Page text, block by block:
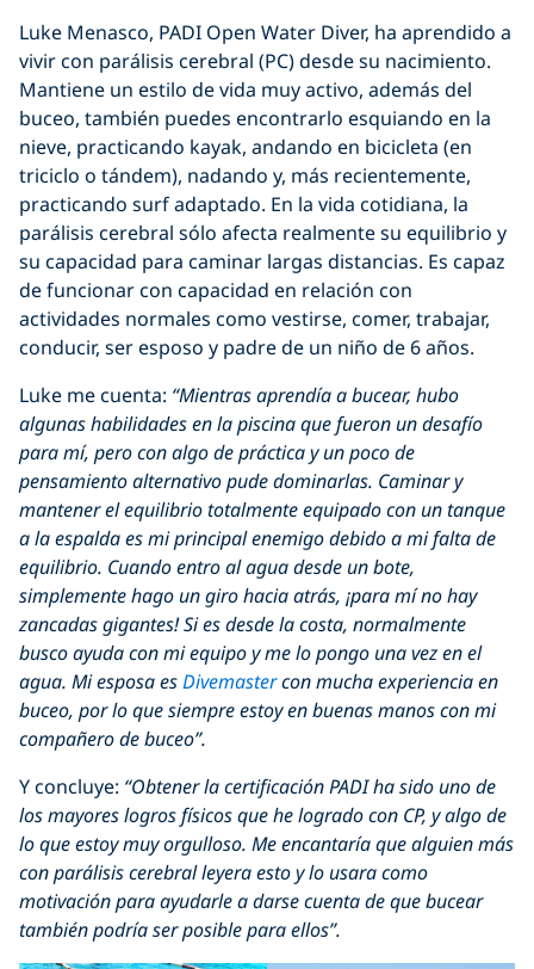
Luke Menasco, PADI Open Water Diver, ha aprendido a
vivir con parálisis cerebral (PC) desde su nacimiento.
Mantiene un estilo de vida muy activo, además del
buceo, también puedes encontrarlo esquiando en la
nieve, practicando kayak, andando en bicicleta (en
triciclo o tándem), nadando y, más recientemente,
practicando surf adaptado. En la vida cotidiana, la
parálisis cerebral sólo afecta realmente su equilibrio y
su capacidad para caminar largas distancias. Es capaz
de funcionar con capacidad en relación con
actividades normales como vestirse, comer, trabajar,
conducir, ser esposo y padre de un niño de 6 años.
Luke me cuenta: “Mientras aprendía a bucear, hubo
algunas habilidades en la piscina que fueron un desafío
para mí, pero con algo de práctica y un poco de
pensamiento alternativo pude dominarlas. Caminar y
mantener el equilibrio totalmente equipado con un tanque
a la espalda es mi principal enemigo debido a mi falta de
equilibrio. Cuando entro al agua desde un bote,
simplemente hago un giro hacia atrás, ¡para mí no hay
zancadas gigantes! Si es desde la costa, normalmente
busco ayuda con mi equipo y me lo pongo una vez en el
agua. Mi esposa esDivemastercon mucha experiencia en
buceo, por lo que siempre estoy en buenas manos con mi
compañero de buceo”.
Y concluye: “Obtener la certificación PADI ha sido uno de
los mayores logros físicos que he logrado con CP, y algo de
lo que estoy muy orgulloso. Me encantaría que alguien más
con parálisis cerebral leyera esto y lo usara como
motivación para ayudarle a darse cuenta de que bucear
también podría ser posible para ellos”.